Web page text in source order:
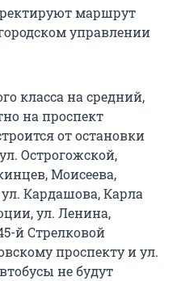
маршрут
управлении
класса на средний,
на проспект
от остановки
Острогожской,
Моисеева,
Кардашова, Карла
ул. Ленина,
й Стрелковой
проспекту и ул.
не будут